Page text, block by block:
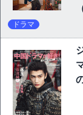
ドラマ